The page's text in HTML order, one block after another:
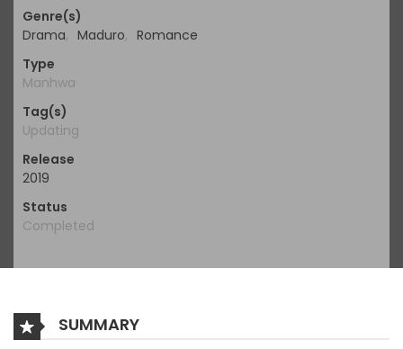
Genre(s)
Drama, Maduro, Romance
Type
Manhwa
Tag(s)
Updating
Release
2019
Status
Completed
SUMMARY